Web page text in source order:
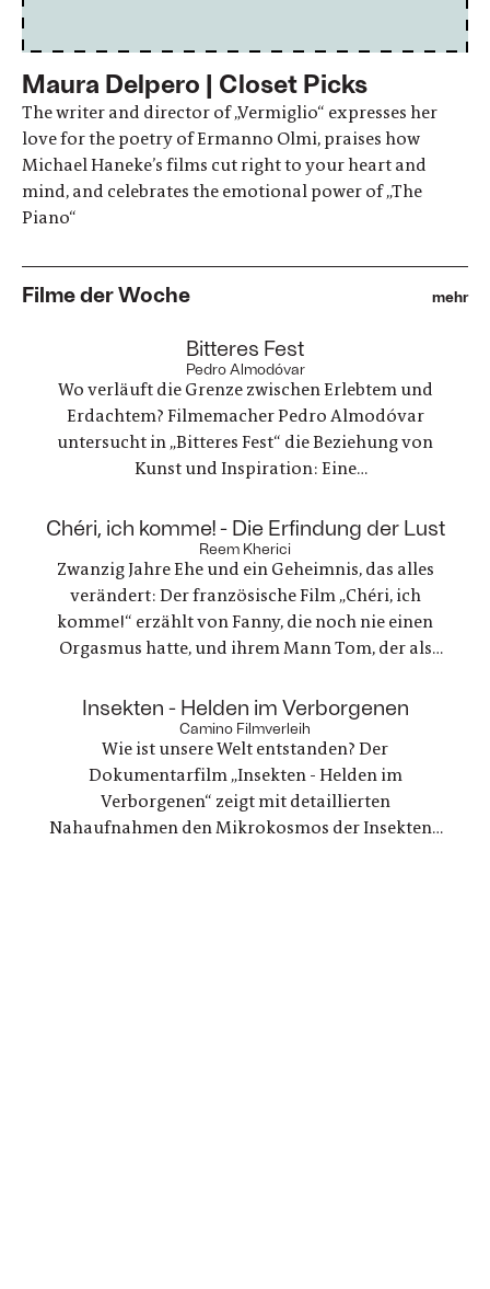
Maura Delpero | Closet Picks
The writer and director of „Vermiglio“ expresses her
love for the poetry of Ermanno Olmi, praises how
Michael Haneke’s films cut right to your heart and
mind, and celebrates the emotional power of „The
Piano“
Filme der Woche mehr
Bitteres Fest
Pedro Almodóvar
Wo verläuft die Grenze zwischen Erlebtem und
Erdachtem? Filmemacher Pedro Almodóvar
untersucht in „Bitteres Fest“ die Beziehung von
Kunst und Inspiration: Eine
nach Lanzarote reist, um zu trauern und ein
Regisseur, der in einer kreativen Krise steckt - zwei
Geschichten, die zunehmend verschmelzen.
Chéri, ich komme! - Die Erfindung der Lust
Reem Kherici
Zwanzig Jahre Ehe und ein Geheimnis, das alles
verändert: Der französische Film „Chéri, ich
komme!“ erzählt von Fanny, die noch nie einen
Orgasmus hatte, und ihrem Mann Tom, der als
entwickeln. Eine Liebesgeschichte, die mit den
Tabus rund um den weiblichen Orgasmus bricht
und revolutionäre neue Wege geht.
Insekten - Helden im Verborgenen
Camino Filmverleih
Wie ist unsere Welt entstanden? Der
Dokumentarfilm „Insekten - Helden im
Verborgenen“ zeigt mit detaillierten
Nahaufnahmen den Mikrokosmos der Insekten -